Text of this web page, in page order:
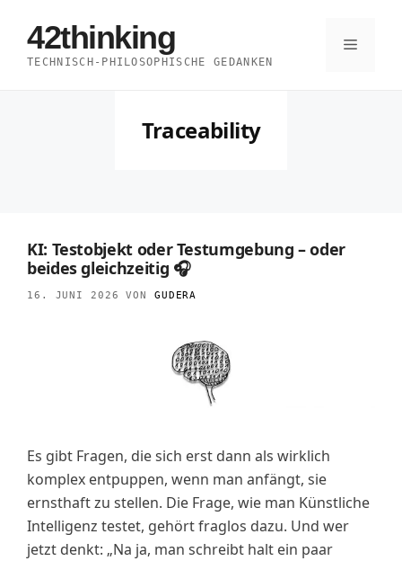
Inhalt
springen
42thinking
TECHNISCH-PHILOSOPHISCHE GEDANKEN
Menü
Traceability
KI: Testobjekt oder Testumgebung – oder
beides gleichzeitig 🎧
16. JUNI 2026 VON GUDERA
Es gibt Fragen, die sich erst dann als wirklich
komplex entpuppen, wenn man anfängt, sie
ernsthaft zu stellen. Die Frage, wie man Künstliche
Intelligenz testet, gehört fraglos dazu. Und wer
jetzt denkt: „Na ja, man schreibt halt ein paar